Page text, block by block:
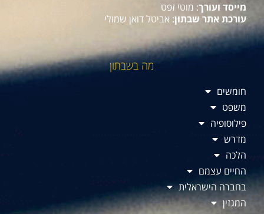
מייסד ועורך: מוטי זפט
עורכת אתר שבתון: אביטל דואן שמולי
מה בשבתון
חומשים
משפט
פילוסופיה
מדרש
הלכה
החיים עצמם
בחברה הישראלית
המגזין